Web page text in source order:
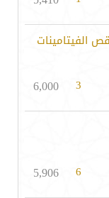
الفيتامينات
3
6,000
6
5,906